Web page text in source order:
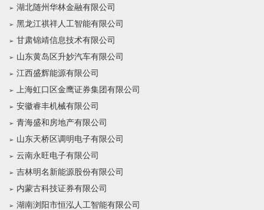
湖北随州华林金融有限公司
黑龙江祺祥人工智能有限公司
甘肃锦靖信息技术有限公司
山东黄岛区升妙汽车有限公司
江西盛辉能源有限公司
上海虹口区金鹰证券集团有限公司
安徽睿丰机械有限公司
青海盛和房地产有限公司
山东天桥区调明电子有限公司
云南永旺电子有限公司
吉林明名新能源股份有限公司
内蒙古科技证券有限公司
湖南浏阳市恒泓人工智能有限公司